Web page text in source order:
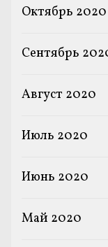
Октябрь 2020
Сентябрь
Август 2020
Июль 2020
Июнь 2020
Май 2020